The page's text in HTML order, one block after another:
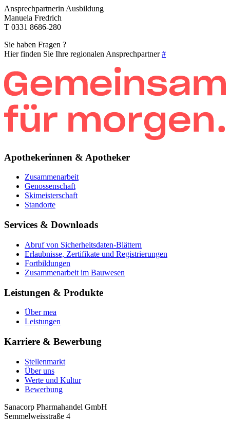
Ansprechpartnerin Ausbildung
Manuela Fredrich
T 0331 8686-280
Sie haben Fragen ?
Hier finden Sie Ihre regionalen Ansprechpartner#
Apothekerinnen & Apotheker
Zusammenarbeit
Genossenschaft
Skimeisterschaft
Standorte
Services & Downloads
Abruf von Sicherheitsdaten-Blättern
Erlaubnisse, Zertifikate und Registrierungen
Fortbildungen
Zusammenarbeit im Bauwesen
Leistungen & Produkte
Über mea
Leistungen
Karriere & Bewerbung
Stellenmarkt
Über uns
Werte und Kultur
Bewerbung
Sanacorp Pharmahandel GmbH
Semmelweisstraße 4